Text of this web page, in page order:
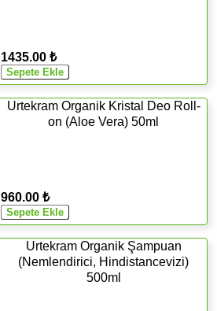
1435.00 ₺
Urtekram Organik Kristal Deo Roll-
on (Aloe Vera) 50ml
960.00 ₺
Urtekram Organik Şampuan
(Nemlendirici, Hindistancevizi)
500ml